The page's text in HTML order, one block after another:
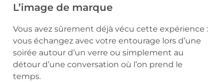
L’image de marque
Vous avez sûrement déjà vécu cette expérience :
vous échangez avec votre entourage lors d’une
soirée autour d’un verre ou simplement au
détour d’une conversation où l’on prend le
temps.